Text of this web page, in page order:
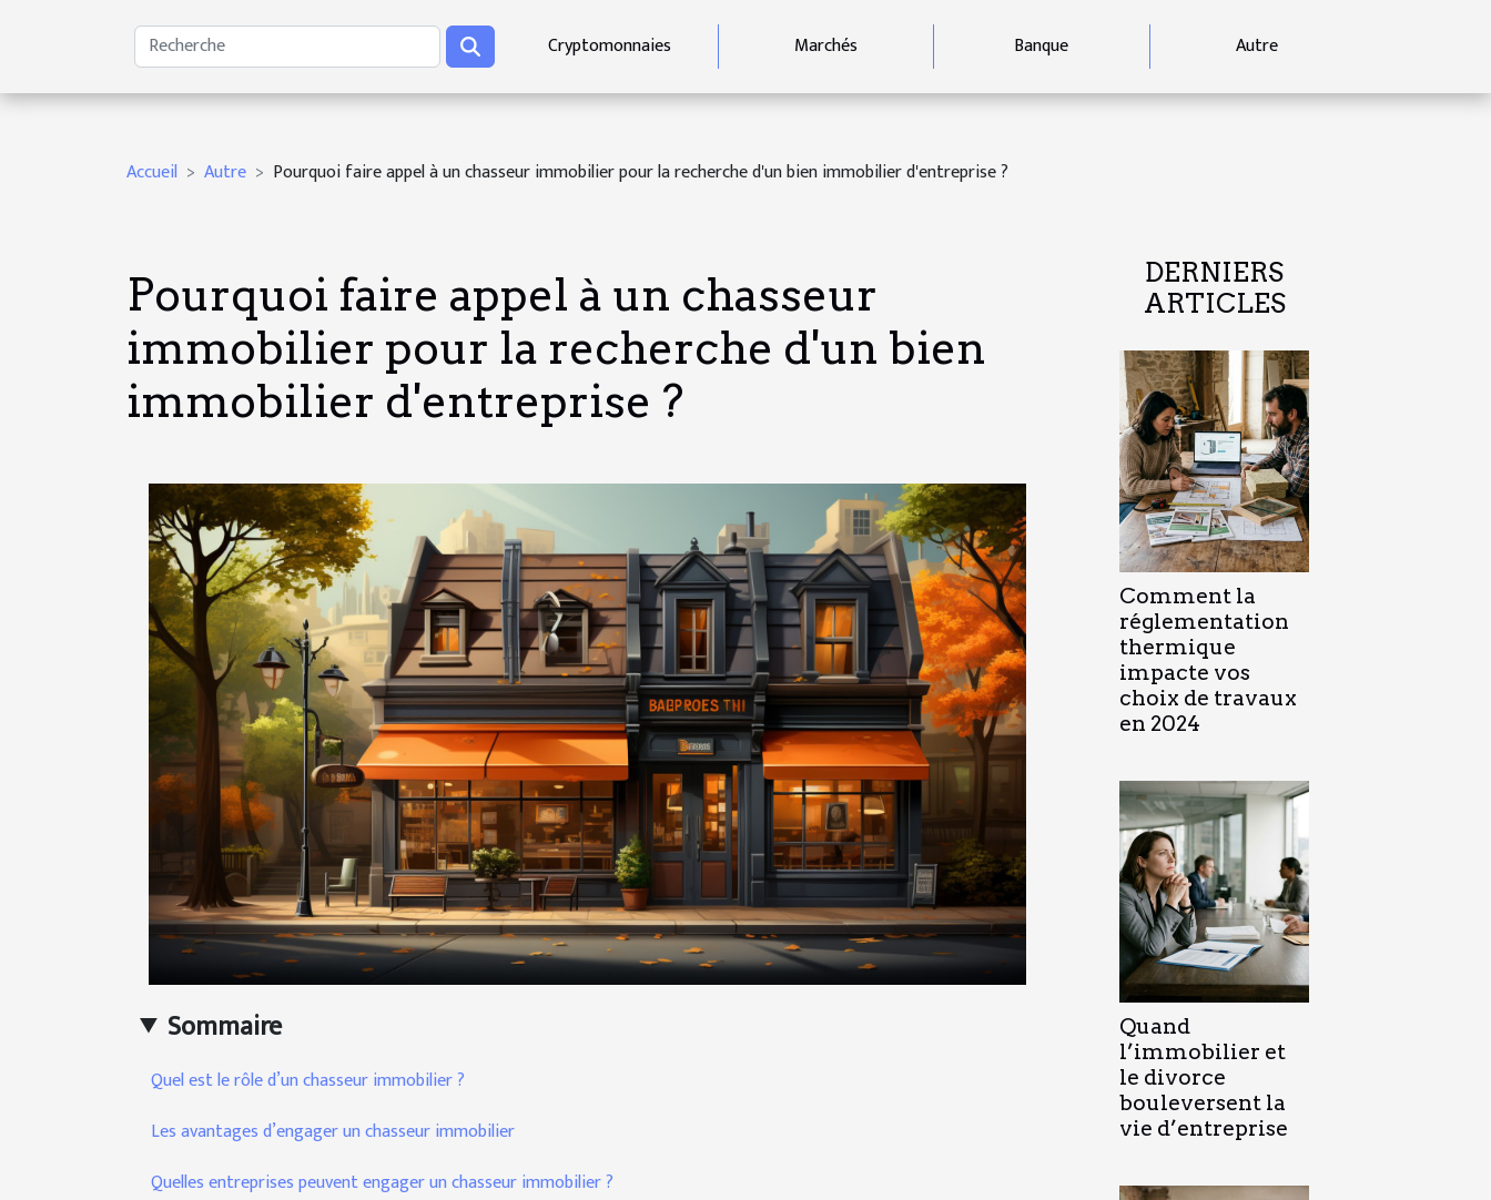
Cryptomonnaies Marchés Banque Autre
Accueil Autre Pourquoi faire appel à un chasseur immobilier pour la recherche d'un bien immobilier d'entreprise ?
Pourquoi faire appel à un chasseur
immobilier pour la recherche d'un bien
immobilier d'entreprise ?
Sommaire
Quel est le rôle d’un chasseur immobilier ?
Les avantages d’engager un chasseur immobilier
Quelles entreprises peuvent engager un chasseur immobilier ?
DERNIERS
ARTICLES
Comment la
réglementation
thermique
impacte vos
choix de travaux
en 2024
Quand
l’immobilier et
le divorce
bouleversent la
vie d’entreprise